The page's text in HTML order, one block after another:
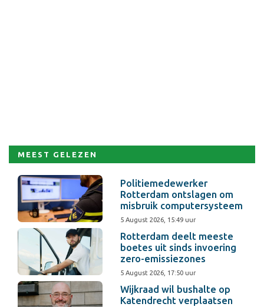
MEEST GELEZEN
Politiemedewerker
Rotterdam ontslagen om
misbruik computersysteem
5 August 2026, 15:49 uur
Rotterdam deelt meeste
boetes uit sinds invoering
zero-emissiezones
5 August 2026, 17:50 uur
Wijkraad wil bushalte op
Katendrecht verplaatsen